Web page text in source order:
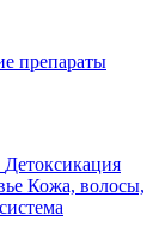
препараты
Детоксикация
Кожа, волосы,